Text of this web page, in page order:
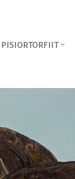
PISIORTORFIIT